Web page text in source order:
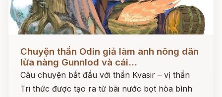
Chuyện thần Odin giả làm anh nông dân
lừa nàng Gunnlod và cái...
Câu chuyện bắt đầu với thần Kvasir – vị thần
Tri thức được tạo ra từ bãi nước bọt hòa bình